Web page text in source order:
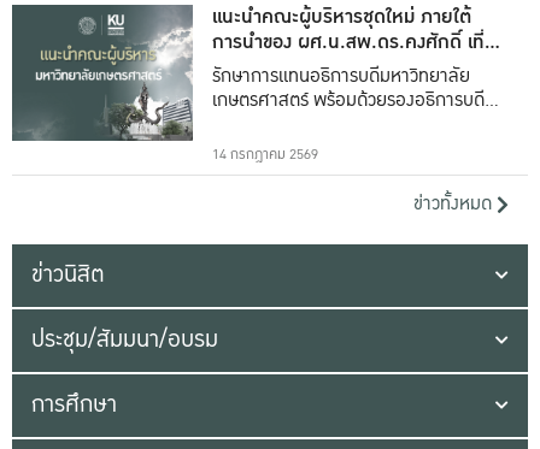
แนะนำคณะผู้บริหารชุดใหม่ ภายใต้
การนำของ ผศ.น.สพ.ดร.คงศักดิ์ เที่ยง
ธรรม
รักษาการแทนอธิการบดีมหาวิทยาลัย
เกษตรศาสตร์ พร้อมด้วยรองอธิการบดีทั้ง
14 กรกฎาคม 2569
ข่าวทั้งหมด
ข่าวนิสิต
ประชุม/สัมมนา/อบรม
การศึกษา